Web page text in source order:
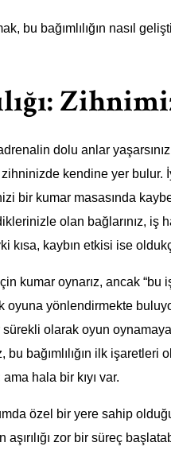
bu bağımlılığın nasıl
dolu anlar
kendine yer bulur.
bir kumar masasında
olan bağlarınız, iş
kısa, kaybın etkisi ise
kumar oynarız, ancak “bu
yönlendirmekte
sürekli olarak oyun
bu bağımlılığın ilk
hala bir kıyı var.
özel bir yere sahip
zor bir süreç